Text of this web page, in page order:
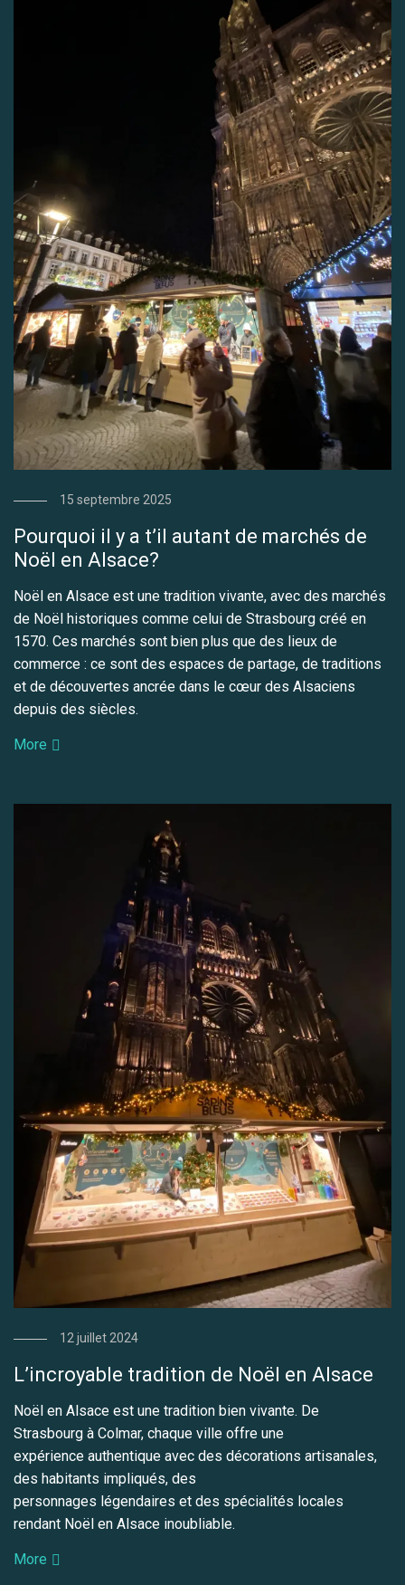
15 septembre 2025
Pourquoi il y a t’il autant de marchés de
Noël en Alsace?
Noël en Alsace est une tradition vivante, avec des marchés
de Noël historiques comme celui de Strasbourg créé en
1570. Ces marchés sont bien plus que des lieux de
commerce : ce sont des espaces de partage, de traditions
et de découvertes ancrée dans le cœur des Alsaciens
depuis des siècles.
More
12 juillet 2024
L’incroyable tradition de Noël en Alsace
Noël en Alsace est une tradition bien vivante. De
Strasbourg à Colmar, chaque ville offre une
expérience authentique avec des décorations artisanales,
des habitants impliqués, des
personnages légendaires et des spécialités locales
rendant Noël en Alsace inoubliable.
More